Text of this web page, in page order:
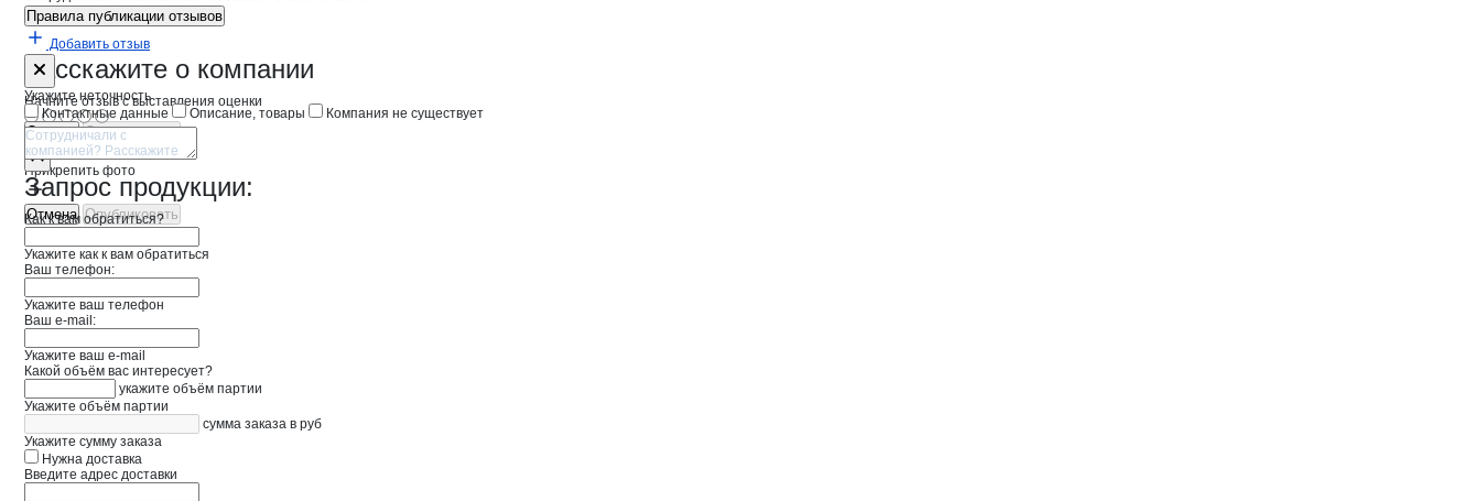
Правила публикации отзывов
Добавить отзыв
Расскажите о компании
Начните отзыв с выставления оценки
Прикрепить фото
Отмена Опубликовать
Форма обратной связи о неточностях на странице
Укажите неточность
Контактные данные
Описание, товары Компания не существует
Отмена Опубликовать
Запрос продукции:
Как к вам обратиться?
Укажите как к вам обратиться
Ваш телефон:
Укажите ваш телефон
Ваш e-mail:
Укажите ваш e-mail
Какой объём вас интересует?
укажите объём партии
Укажите объём партии
сумма заказа в руб
Укажите сумму заказа
Нужна доставка
Введите адрес доставки